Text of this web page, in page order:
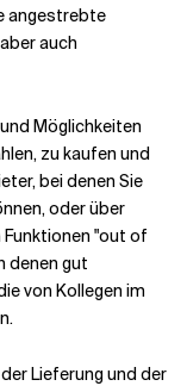
angestrebte
auch
Möglichkeiten
zu kaufen und
bei denen Sie
oder über
"out of
denen gut
von Kollegen im
Lieferung und der